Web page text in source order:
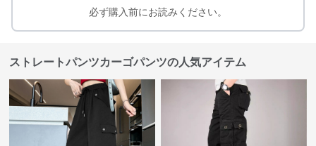
必ず購入前にお読みください。
ストレートパンツカーゴパンツの人気アイテム